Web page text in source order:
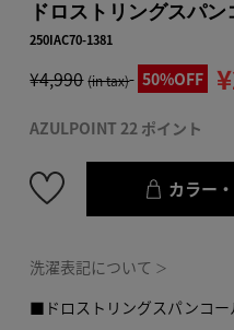
ドロストリングスパ
250IAC70-1381
¥4,990 (in tax) 50%OFF
AZULPOINT 22 ポイント
カラー
洗濯表記について ＞
■ドロストリングスパンコー